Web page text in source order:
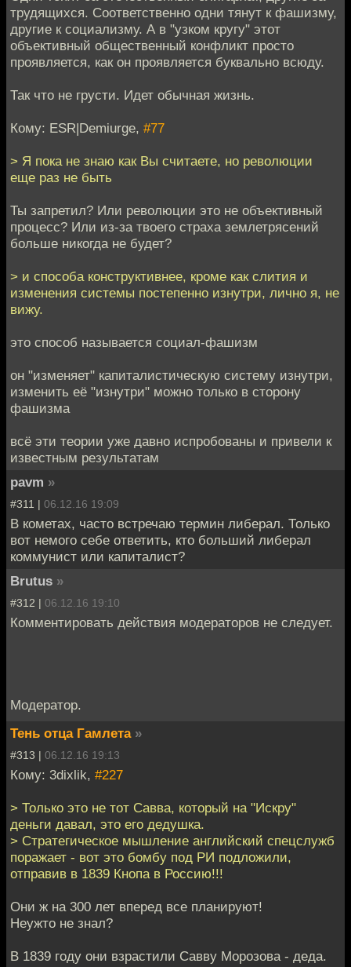
трудящихся. Соответственно одни тянут к фашизму,
другие к социализму. А в "узком кругу" этот
объективный общественный конфликт просто
проявляется, как он проявляется буквально всюду.
Так что не грусти. Идет обычная жизнь.
Кому: ESR|Demiurge, #77
> Я пока не знаю как Вы считаете, но революции
еще раз не быть
Ты запретил? Или революции это не объективный
процесс? Или из-за твоего страха землетрясений
больше никогда не будет?
> и способа конструктивнее, кроме как слития и
изменения системы постепенно изнутри, лично я, не
вижу.
это способ называется социал-фашизм
он "изменяет" капиталистическую систему изнутри,
изменить её "изнутри" можно только в сторону
фашизма
всё эти теории уже давно испробованы и привели к
известным результатам
pavm »
#311 | 06.12.16 19:09
В кометах, часто встречаю термин либерал. Только
вот немого себе ответить, кто больший либерал
коммунист или капиталист?
Brutus »
#312 | 06.12.16 19:10
Комментировать действия модераторов не следует.
Модератор.
Тень отца Гамлета »
#313 | 06.12.16 19:13
Кому: 3dixlik, #227
> Только это не тот Савва, который на "Искру"
деньги давал, это его дедушка.
> Стратегическое мышление английский спецслужб
поражает - вот это бомбу под РИ подложили,
отправив в 1839 Кнопа в Россию!!!
Они ж на 300 лет вперед все планируют!
Неужто не знал?
В 1839 году они взрастили Савву Морозова - деда.